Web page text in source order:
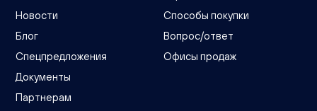
Новости
Блог
Спецпредложения
Документы
Партнерам
Способы покупки
Вопрос/ответ
Офисы продаж